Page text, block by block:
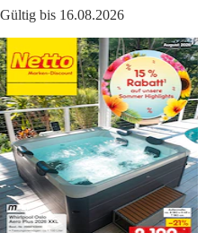
Gültig bis 16.08.2026